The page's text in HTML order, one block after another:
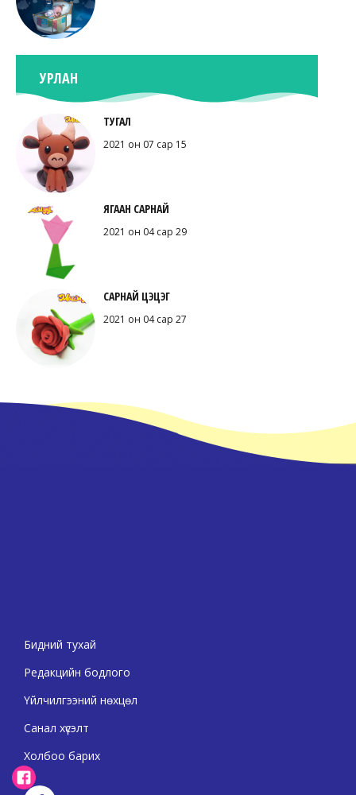
УРЛАН
ТУГАЛ
2021 он 07 сар 15
ЯГААН САРНАЙ
2021 он 04 сар 29
САРНАЙ ЦЭЦЭГ
2021 он 04 сар 27
Бидний тухай
Редакцийн бодлого
Үйлчилгээний нөхцөл
Санал хүсэлт
Холбоо барих